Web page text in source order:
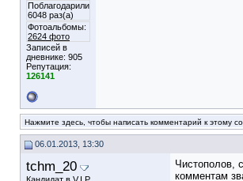
Поблагодарили
6048 раз(а)
Фотоальбомы:
2624 фото
Записей в
дневнике: 905
Репутация:
126141
Нажмите здесь, чтобы написать комментарий к этому
06.01.2013, 13:30
tchm_20
Чистополов,
комментам